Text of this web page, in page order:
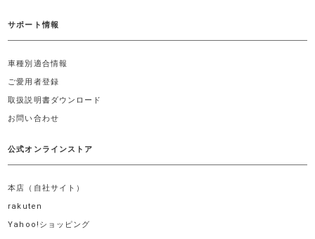
サポート情報
車種別適合情報
ご愛用者登録
取扱説明書ダウンロード
お問い合わせ
公式オンラインストア
本店（自社サイト）
rakuten
Yahoo!ショッピング